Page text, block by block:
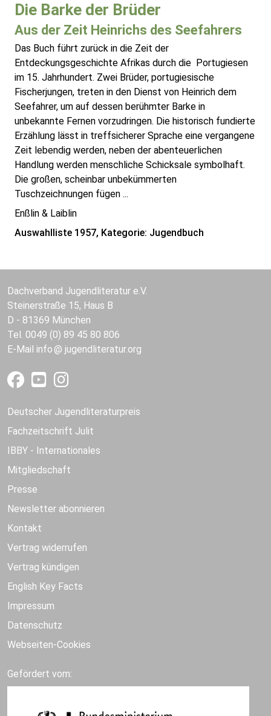
Die Barke der Brüder
Aus der Zeit Heinrichs des Seefahrers
Das Buch führt zurück in die Zeit der
Entdeckungsgeschichte Afrikas durch die Portugiesen
im 15. Jahrhundert. Zwei Brüder, portugiesische
Fischerjungen, treten in den Dienst von Heinrich dem
Seefahrer, um auf dessen berühmter Barke in
unbekannte Fernen vorzudringen. Die historisch fundierte
Erzählung lässt in treffsicherer Sprache eine vergangene
Zeit lebendig werden, neben der abenteuerlichen
Handlung werden menschliche Schicksale symbolhaft.
Die großen, scheinbar unbekümmerten
Tuschzeichnungen fügen ...
Enßlin & Laiblin
Auswahlliste 1957, Kategorie: Jugendbuch
Dachverband Jugendliteratur e.V.
Steinerstraße 15, Haus B
D - 81369 München
Tel. 0049 (0) 89 45 80 806
E-Mail info jugendliteratur.org
Deutscher Jugendliteraturpreis
Fachzeitschrift Julit
IBBY - Internationales
Mitgliedschaft
Presse
Newsletter abonnieren
Kontakt
Vertrag widerrufen
Vertrag kündigen
English Key Facts
Impressum
Datenschutz
Webseiten-Cookies
Gefördert vom: